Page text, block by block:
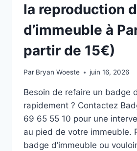
la reproduction
d’immeuble à
partir de 15€)
Par Bryan Woeste juin 16, 2026
Besoin de refaire un badge
rapidement ? Contactez
69 65 55 10 pour une
au pied de votre immeuble.
badge d’immeuble ou